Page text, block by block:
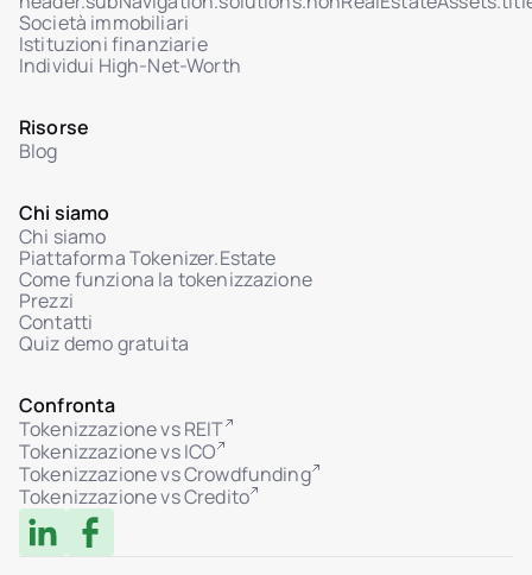
Sistema ticket sicuro con Help Center
Interfaccia chat admin per ticket con gli
investitori
Gestione stato ticket: In revisione / Risolto
Società immobiliari
Istituzioni finanziarie
Individui High-Net-Worth
Risorse
Blog
Chi siamo
Chi siamo
Piattaforma Tokenizer.Estate
Come funziona la tokenizzazione
Prezzi
Contatti
Quiz demo gratuita
Confronta
Tokenizzazione vs REIT
Tokenizzazione vs ICO
Tokenizzazione vs Crowdfunding
Tokenizzazione vs Credito